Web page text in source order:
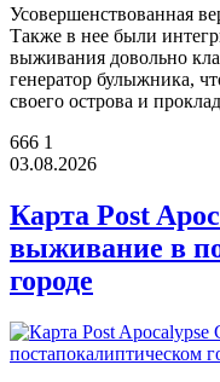
Усовершенствованная
Также в нее были
выживания довольно
генератор булыжника,
своего острова и
666 1
03.08.2026
Карта Post
выживание в
городе